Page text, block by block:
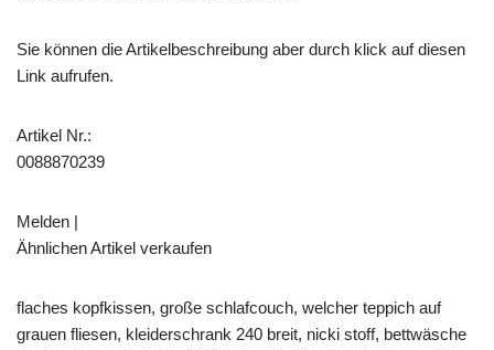
Sie können die Artikelbeschreibung aber durch klick auf diesen
Link aufrufen.
Artikel Nr.:
0088870239
Melden |
Ähnlichen Artikel verkaufen
flaches kopfkissen, große schlafcouch, welcher teppich auf
grauen fliesen, kleiderschrank 240 breit, nicki stoff, bettwäsche